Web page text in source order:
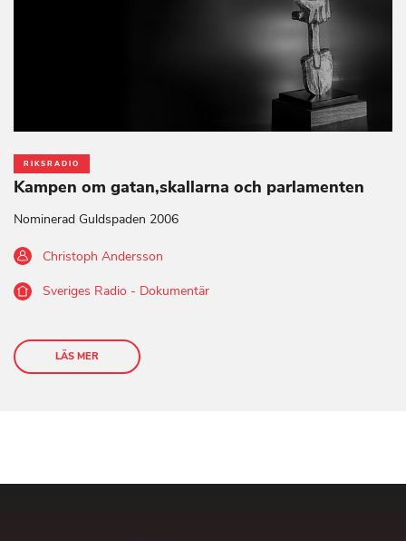
RIKSRADIO
Kampen om gatan,skallarna och parlamenten
Nominerad Guldspaden 2006
Christoph Andersson
Sveriges Radio - Dokumentär
LÄS MER